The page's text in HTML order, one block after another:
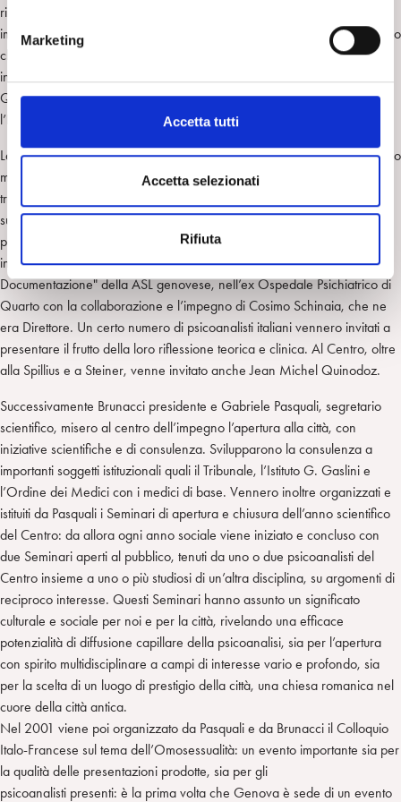
n
l
n
s
e
n
s
o
Marketing
Accetta tutti
Accetta selezionati
Rifiuta
ripeterono con regolarità per diversi anni, e costituirono un capitolo
importante per la formazione scientifica e per l’aggregazione del gruppo
che permise il coinvolgimento dei candidati e il sostegno di esterni,
interessati e vicini alla psicoanalisi.
Quelli erano anche gli anni, dal ’93 al ’97, in cui si lavorò molto con
l’Esecutivo nazionale per l’elaborazione del nuovo Statuto.
La Vannucci, come presidente, e Brunacci, segretario scientifico, diedero
molto impulso alla ricerca di una sede ufficiale al Centro, che venne
trovata e inaugurata, in pieno centro cittadino, nel 2000. Venne creato
subito dopo un Centro di Consultazione e ne venne favorita la
pubblicizzazione: un altro passo verso l’ apertura alla città. Si strinse
inoltre un rapporto di collaborazione con il "Centro Studi e
Documentazione" della ASL genovese, nell’ex Ospedale Psichiatrico di
Quarto con la collaborazione e l’impegno di Cosimo Schinaia, che ne
era Direttore. Un certo numero di psicoanalisti italiani vennero invitati a
presentare il frutto della loro riflessione teorica e clinica. Al Centro, oltre
alla Spillius e a Steiner, venne invitato anche Jean Michel Quinodoz.
Successivamente Brunacci presidente e Gabriele Pasquali, segretario
scientifico, misero al centro dell’impegno l’apertura alla città, con
iniziative scientifiche e di consulenza. Svilupparono la consulenza a
importanti soggetti istituzionali quali il Tribunale, l’Istituto G. Gaslini e
l’Ordine dei Medici con i medici di base. Vennero inoltre organizzati e
istituiti da Pasquali i Seminari di apertura e chiusura dell’anno scientifico
del Centro: da allora ogni anno sociale viene iniziato e concluso con
due Seminari aperti al pubblico, tenuti da uno o due psicoanalisti del
Centro insieme a uno o più studiosi di un’altra disciplina, su argomenti di
reciproco interesse. Questi Seminari hanno assunto un significato
culturale e sociale per noi e per la città, rivelando una efficace
potenzialità di diffusione capillare della psicoanalisi, sia per l’apertura
con spirito multidisciplinare a campi di interesse vario e profondo, sia
per la scelta di un luogo di prestigio della città, una chiesa romanica nel
cuore della città antica.
Nel 2001 viene poi organizzato da Pasquali e da Brunacci il Colloquio
Italo-Francese sul tema dell’Omosessualità: un evento importante sia per
la qualità delle presentazioni prodotte, sia per gli
psicoanalisti presenti: è la prima volta che Genova è sede di un evento